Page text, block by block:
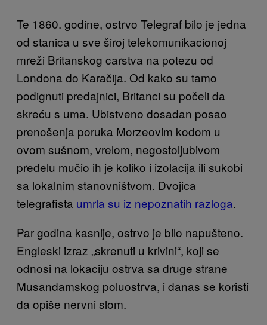
Te 1860. godine, ostrvo Telegraf bilo je jedna
od stanica u sve široj telekomunikacionoj
mreži Britanskog carstva na potezu od
Londona do Karačija. Od kako su tamo
podignuti predajnici, Britanci su počeli da
skreću s uma. Ubistveno dosadan posao
prenošenja poruka Morzeovim kodom u
ovom sušnom, vrelom, negostoljubivom
predelu mučio ih je koliko i izolacija ili sukobi
sa lokalnim stanovništvom. Dvojica
telegrafista umrla su iz nepoznatih razloga.
Par godina kasnije, ostrvo je bilo napušteno.
Engleski izraz „skrenuti u krivini“, koji se
odnosi na lokaciju ostrva sa druge strane
Musandamskog poluostrva, i danas se koristi
da opiše nervni slom.